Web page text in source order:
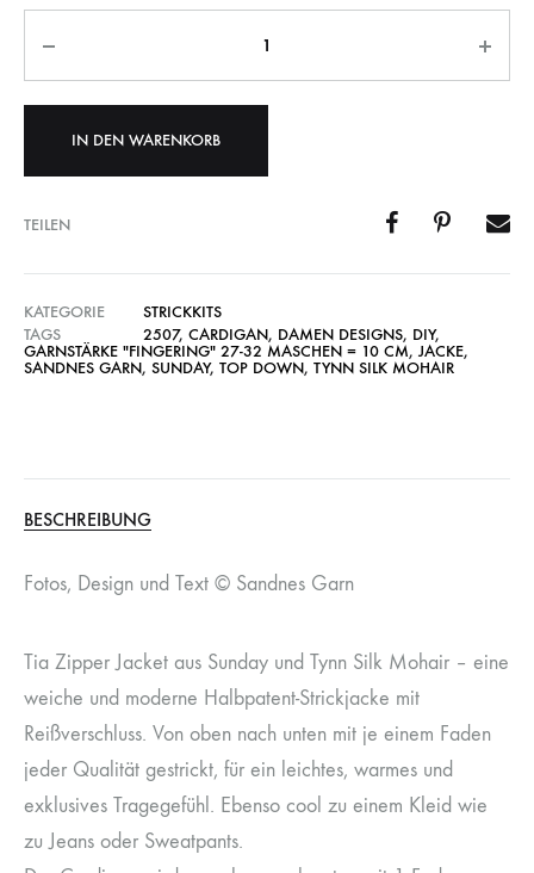
IN DEN WARENKORB
TEILEN
KATEGORIE
STRICKKITS
TAGS
2507, CARDIGAN, DAMEN DESIGNS, DIY,
GARNSTÄRKE "FINGERING" 27-32 MASCHEN = 10 CM, JACKE,
SANDNES GARN, SUNDAY, TOP DOWN, TYNN SILK MOHAIR
BESCHREIBUNG
Fotos, Design und Text © Sandnes Garn
Tia Zipper Jacket aus Sunday und Tynn Silk Mohair – eine
weiche und moderne Halbpatent-Strickjacke mit
Reißverschluss. Von oben nach unten mit je einem Faden
jeder Qualität gestrickt, für ein leichtes, warmes und
exklusives Tragegefühl. Ebenso cool zu einem Kleid wie
zu Jeans oder Sweatpants.